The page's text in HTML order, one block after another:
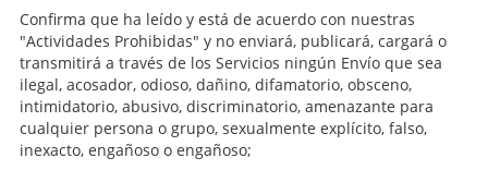
Confirma que ha leído y está de acuerdo con nuestras
"Actividades Prohibidas" y no enviará, publicará, cargará o
transmitirá a través de los Servicios ningún Envío que sea
ilegal, acosador, odioso, dañino, difamatorio, obsceno,
intimidatorio, abusivo, discriminatorio, amenazante para
cualquier persona o grupo, sexualmente explícito, falso,
inexacto, engañoso o engañoso;